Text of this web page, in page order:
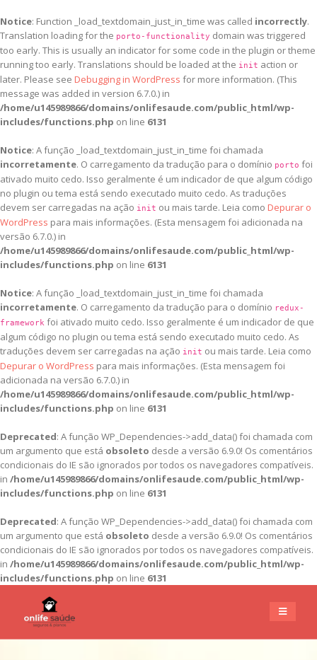
Notice: Function _load_textdomain_just_in_time was called incorrectly.
Translation loading for the porto-functionality domain was triggered
too early. This is usually an indicator for some code in the plugin or theme
running too early. Translations should be loaded at the init action or
later. Please see Debugging in WordPress for more information. (This
message was added in version 6.7.0.) in
/home/u145989866/domains/onlifesaude.com/public_html/wp-
includes/functions.php on line 6131
Notice: A função _load_textdomain_just_in_time foi chamada
incorretamente. O carregamento da tradução para o domínio porto foi
ativado muito cedo. Isso geralmente é um indicador de que algum código
no plugin ou tema está sendo executado muito cedo. As traduções
devem ser carregadas na ação init ou mais tarde. Leia como Depurar o
WordPress para mais informações. (Esta mensagem foi adicionada na
versão 6.7.0.) in
/home/u145989866/domains/onlifesaude.com/public_html/wp-
includes/functions.php on line 6131
Notice: A função _load_textdomain_just_in_time foi chamada
incorretamente. O carregamento da tradução para o domínio redux-
framework foi ativado muito cedo. Isso geralmente é um indicador de que
algum código no plugin ou tema está sendo executado muito cedo. As
traduções devem ser carregadas na ação init ou mais tarde. Leia como
Depurar o WordPress para mais informações. (Esta mensagem foi
adicionada na versão 6.7.0.) in
/home/u145989866/domains/onlifesaude.com/public_html/wp-
includes/functions.php on line 6131
Deprecated: A função WP_Dependencies->add_data() foi chamada com
um argumento que está obsoleto desde a versão 6.9.0! Os comentários
condicionais do IE são ignorados por todos os navegadores compatíveis.
in /home/u145989866/domains/onlifesaude.com/public_html/wp-
includes/functions.php on line 6131
Deprecated: A função WP_Dependencies->add_data() foi chamada com
um argumento que está obsoleto desde a versão 6.9.0! Os comentários
condicionais do IE são ignorados por todos os navegadores compatíveis.
in /home/u145989866/domains/onlifesaude.com/public_html/wp-
includes/functions.php on line 6131